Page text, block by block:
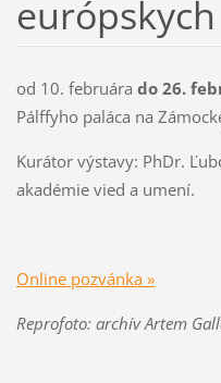
od 10. februára do 26.
Pálffyho paláca na
Kurátor výstavy: PhDr.
akadémie vied a umení.
Online pozvánka »
Reprofoto: archív Artem